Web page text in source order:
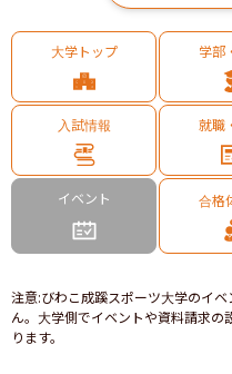
大学トップ 学部
入試情報 就職
イベント 合格
注意:びわこ成蹊スポーツ大学のイ
ん。大学側でイベントや資料請求
ります。